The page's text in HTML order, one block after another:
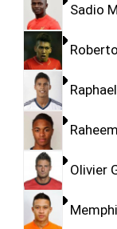
Sadio
Olivier